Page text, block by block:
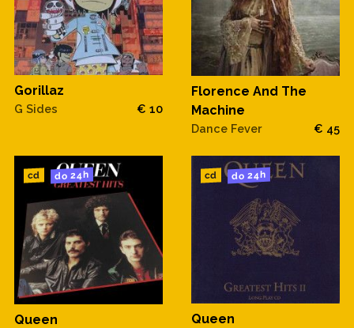
Gorillaz
G Sides € 10
Florence And The
Machine
Dance Fever € 45
cd do 24h
Queen
cd do 24h
Queen